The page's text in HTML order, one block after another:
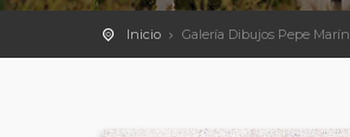
Inicio Galería Dibujos Pepe Marín